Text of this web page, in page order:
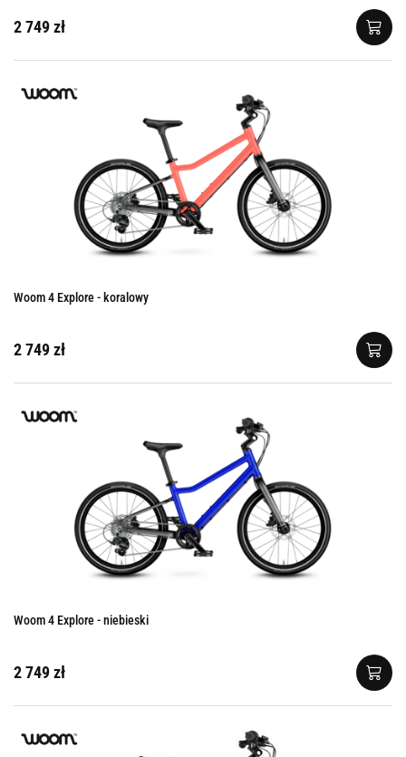
2 749 zł
Woom 4 Explore - koralowy
2 749 zł
Woom 4 Explore - niebieski
2 749 zł